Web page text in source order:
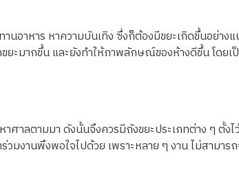
อาหาร หาความบันเทิง ซึ่งก็ต้องมีขยะเกิดขึ้นอย่าง
ยะมากขึ้น และยังทำให้ภาพลักษณ์ของห้างดีขึ้น โดยเ
ลตามมา ดังนั้นจึงควรมีถังขยะประเภทต่าง ๆ ตั้งไ
มงานพึงพอใจไปด้วย เพราะหลาย ๆ งาน ไม่สามาร